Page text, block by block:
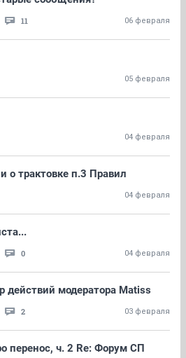
11 06 февраля
05 февраля
04 февраля
о трактовке п.3 Правил
04 февраля
0 04 февраля
действий модератора Matiss
2 03 февраля
перенос, ч. 2 Re: Форум СП